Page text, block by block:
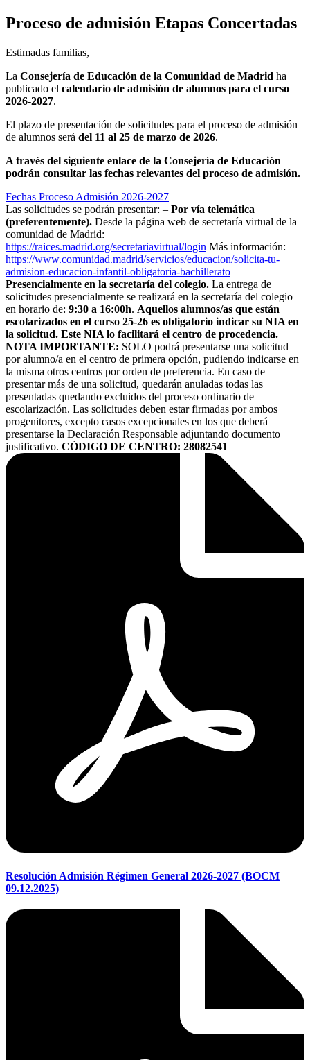
Proceso de admisión Etapas Concertadas
Estimadas familias,
La Consejería de Educación de la Comunidad de Madrid ha
publicado el calendario de admisión de alumnos para el curso
2026-2027.
El plazo de presentación de solicitudes para el proceso de admisión
de alumnos será del 11 al 25 de marzo de 2026.
A través del siguiente enlace de la Consejería de Educación
podrán consultar las fechas relevantes del proceso de admisión.
Fechas Proceso Admisión 2026-2027
Las solicitudes se podrán presentar: – Por vía telemática
(preferentemente). Desde la página web de secretaría virtual de la
comunidad de Madrid:
https://raices.madrid.org/secretariavirtual/login Más información:
https://www.comunidad.madrid/servicios/educacion/solicita-tu-
admision-educacion-infantil-obligatoria-bachillerato –
Presencialmente en la secretaría del colegio. La entrega de
solicitudes presencialmente se realizará en la secretaría del colegio
en horario de: 9:30 a 16:00h. Aquellos alumnos/as que están
escolarizados en el curso 25-26 es obligatorio indicar su NIA en
la solicitud. Este NIA lo facilitará el centro de procedencia.
NOTA IMPORTANTE: SOLO podrá presentarse una solicitud
por alumno/a en el centro de primera opción, pudiendo indicarse en
la misma otros centros por orden de preferencia. En caso de
presentar más de una solicitud, quedarán anuladas todas las
presentadas quedando excluidos del proceso ordinario de
escolarización. Las solicitudes deben estar firmadas por ambos
progenitores, excepto casos excepcionales en los que deberá
presentarse la Declaración Responsable adjuntando documento
justificativo. CÓDIGO DE CENTRO: 28082541
Resolución Admisión Régimen General 2026-2027 (BOCM
09.12.2025)